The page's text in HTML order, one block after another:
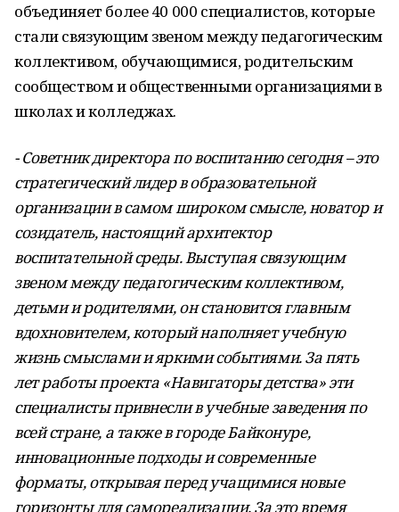
объединяет более 40 000 специалистов, которые
стали связующим звеном между педагогическим
коллективом, обучающимися, родительским
сообществом и общественными организациями в
школах и колледжах.
- Советник директора по воспитанию сегодня – это
стратегический лидер в образовательной
организации в самом широком смысле, новатор и
созидатель, настоящий архитектор
воспитательной среды. Выступая связующим
звеном между педагогическим коллективом,
детьми и родителями, он становится главным
вдохновителем, который наполняет учебную
жизнь смыслами и яркими событиями. За пять
лет работы проекта «Навигаторы детства» эти
специалисты привнесли в учебные заведения по
всей стране, а также в городе Байконуре,
инновационные подходы и современные
форматы, открывая перед учащимися новые
горизонты для самореализации. За это время